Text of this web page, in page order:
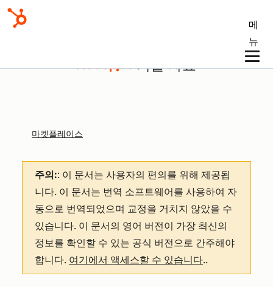
메
뉴
기술 자료
마켓플레이스
주의:: 이 문서는 사용자의 편의를 위해 제공됩
니다. 이 문서는 번역 소프트웨어를 사용하여 자
동으로 번역되었으며 교정을 거치지 않았을 수
있습니다. 이 문서의 영어 버전이 가장 최신의
정보를 확인할 수 있는 공식 버전으로 간주해야
합니다. 여기에서 액세스할 수 있습니다..